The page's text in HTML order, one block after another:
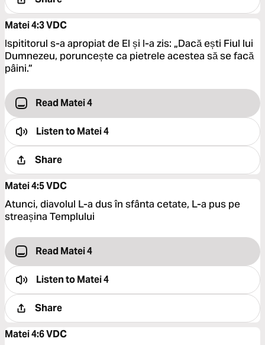
Matei 4:3VDC
Ispititorul s-a apropiat de El și I-a zis: „Dacă ești Fiul lui
Dumnezeu, poruncește ca pietrele acestea să se facă
pâini.”
Read Matei 4
Listen toMatei 4
Share
Matei 4:5VDC
Atunci, diavolul L-a dus în sfânta cetate, L-a pus pe
streașina Templului
Read Matei 4
Listen toMatei 4
Share
Matei 4:6VDC